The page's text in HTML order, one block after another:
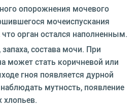
опорожнения мочевого
мочеиспускания
орган остался наполненным.
состава мочи. При
может стать коричневой или
гноя появляется дурной
мутность, появление
хлопьев.